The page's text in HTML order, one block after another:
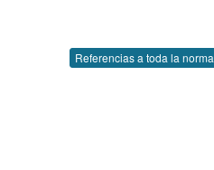
Referencias a toda la norma